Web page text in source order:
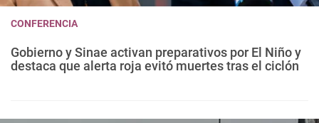
CONFERENCIA
Gobierno y Sinae activan preparativos por El Niño y
destaca que alerta roja evitó muertes tras el ciclón